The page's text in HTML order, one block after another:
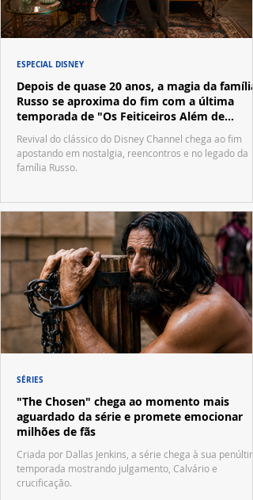
Depois de quase 20 anos, a magia da família
Russo se aproxima do fim com a última
temporada de "Os Feiticeiros Além de
Waverly Place"
Revival do clássico do Disney Channel chega ao fim
apostando em nostalgia, reencontros e no legado da
família Russo.
ESPECIAL DISNEY
"The Chosen" chega ao momento mais
aguardado da série e promete emocionar
milhões de fãs
Criada por Dallas Jenkins, a série chega à sua
temporada mostrando julgamento, Calvário e
crucificação.
SÉRIES